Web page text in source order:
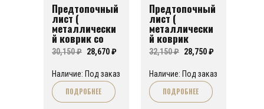
Предтопочный
лист (
металлически
й коврик со
скошенными
углами) для
печи или
камина FA№07
30,150₽ Первоначальная
составляла
30,150 ₽.
28,670₽Текущая
28,670 ₽.
Наличие: Под заказ
ПОДРОБНЕЕ
Предтопочный
лист (
металлически
й коврик
скругленный)
для печи или
камина FA№02
32,150₽ Первоначальная
составляла
32,150 ₽.
28,750₽Текущая
28,750 ₽.
Наличие: Под заказ
ПОДРОБНЕЕ